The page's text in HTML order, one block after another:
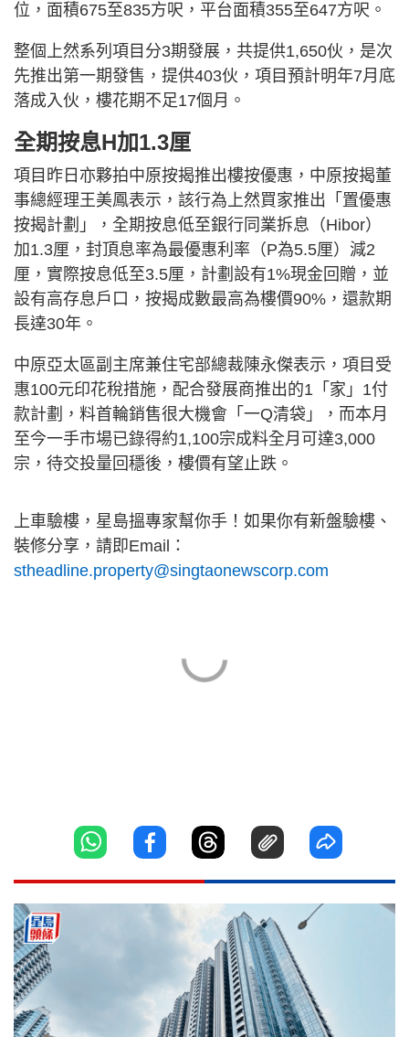
位，面積675至835方呎，平台面積355至647方呎。
整個上然系列項目分3期發展，共提供1,650伙，是次
先推出第一期發售，提供403伙，項目預計明年7月底
落成入伙，樓花期不足17個月。
全期按息H加1.3厘
項目昨日亦夥拍中原按揭推出樓按優惠，中原按揭董
事總經理王美鳳表示，該行為上然買家推出「置優惠
按揭計劃」，全期按息低至銀行同業拆息（Hibor）
加1.3厘，封頂息率為最優惠利率（P為5.5厘）減2
厘，實際按息低至3.5厘，計劃設有1%現金回贈，並
設有高存息戶口，按揭成數最高為樓價90%，還款期
長達30年。
中原亞太區副主席兼住宅部總裁陳永傑表示，項目受
惠100元印花稅措施，配合發展商推出的1「家」1付
款計劃，料首輪銷售很大機會「一Q清袋」，而本月
至今一手市場已錄得約1,100宗成料全月可達3,000
宗，待交投量回穩後，樓價有望止跌。
上車驗樓，星島搵專家幫你手！如果你有新盤驗樓、
裝修分享，請即Email：
stheadline.property@singtaonewscorp.com